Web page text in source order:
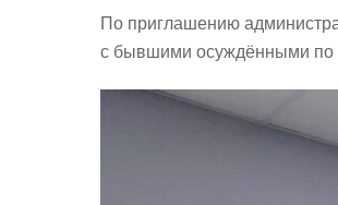
По приглашению
с бывшими осуждёнными по